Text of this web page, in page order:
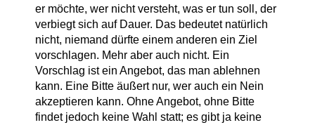
er möchte, wer nicht versteht, was er tun soll, der
verbiegt sich auf Dauer. Das bedeutet natürlich
nicht, niemand dürfte einem anderen ein Ziel
vorschlagen. Mehr aber auch nicht. Ein
Vorschlag ist ein Angebot, das man ablehnen
kann. Eine Bitte äußert nur, wer auch ein Nein
akzeptieren kann. Ohne Angebot, ohne Bitte
findet jedoch keine Wahl statt; es gibt ja keine